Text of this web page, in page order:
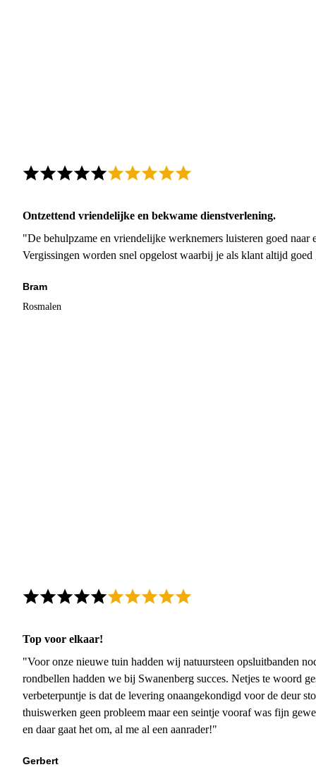
Ontzettend vriendelijke en bekwame dienstverlening.
"De behulpzame en vriendelijke werknemers luisteren goed naar
Vergissingen worden snel opgelost waarbij je als klant altijd
Bram
Rosmalen
Top voor elkaar!
"Voor onze nieuwe tuin hadden wij natuursteen opsluitbanden
rondbellen hadden we bij Swanenberg succes. Netjes te woord
verbeterpuntje is dat de levering onaangekondigd voor de deur
thuiswerken geen probleem maar een seintje vooraf was fijn
en daar gaat het om, al me al een aanrader!"
Gerbert